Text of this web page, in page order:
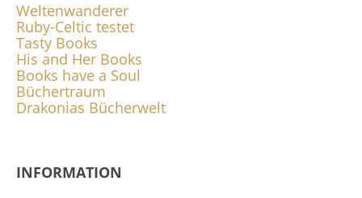
Weltenwanderer
Ruby-Celtic testet
Tasty Books
His and Her Books
Books have a Soul
Büchertraum
Drakonias Bücherwelt
INFORMATION